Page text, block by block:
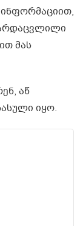
მას
აწ
იყო.